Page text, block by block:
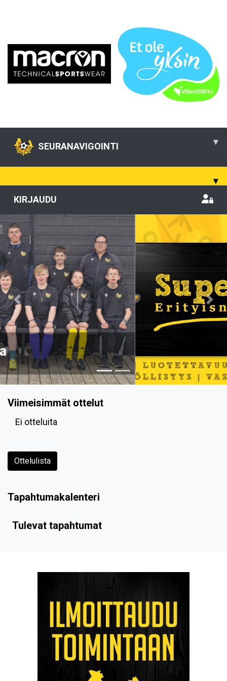
SEURANAVIGOINTI ▾
▾
KIRJAUDU
Previous
Viimeisimmät ottelut
Ei otteluita
Ottelulista
Tapahtumakalenteri
Tulevat tapahtumat